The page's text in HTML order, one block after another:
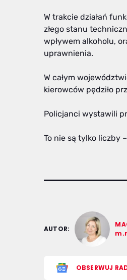
W trakcie działań
złego stanu
wpływem alkoholu,
uprawnienia.
W całym
kierowców pędziło
Policjanci wystawili
To nie są tylko liczby
AUTOR:
OBSERWUJ